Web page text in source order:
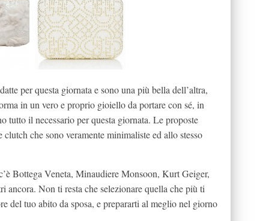
per questa giornata e sono una più bella dell’altra,
in un vero e proprio gioiello da portare con sé, in
tutto il necessario per questa giornata. Le proposte
che sono veramente minimaliste ed allo stesso
Bottega Veneta, Minaudiere Monsoon, Kurt Geiger,
Non ti resta che selezionare quella che più ti
del tuo abito da sposa, e prepararti al meglio nel giorno